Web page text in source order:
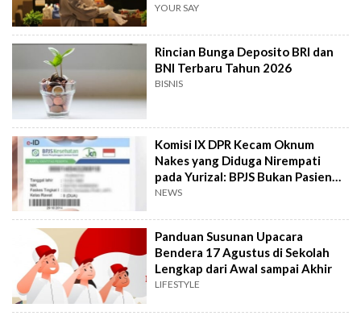
YOUR SAY
Rincian Bunga Deposito BRI dan
BNI Terbaru Tahun 2026
BISNIS
Komisi IX DPR Kecam Oknum
Nakes yang Diduga Nirempati
pada Yurizal: BPJS Bukan Pasien
Kelas Dua
NEWS
Panduan Susunan Upacara
Bendera 17 Agustus di Sekolah
Lengkap dari Awal sampai Akhir
LIFESTYLE